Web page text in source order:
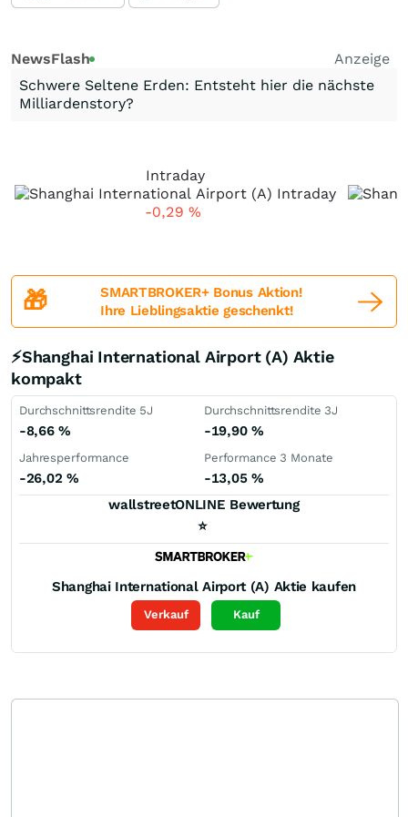
NewsFlash
Anzeige
Schwere Seltene Erden: Entsteht hier die nächste
Milliardenstory?
Intraday
-0,29 %
🎁
SMARTBROKER+ Bonus Aktion!
Ihre Lieblingsaktie geschenkt!
⚡Shanghai International Airport (A) Aktie
kompakt
Durchschnittsrendite 5J
-8,66%
Durchschnittsrendite 3J
-19,90 %
Jahresperformance
-26,02 %
Performance 3 Monate
-13,05 %
wallstreetONLINE Bewertung
⭐
Shanghai International Airport (A) Aktie kaufen
Verkauf Kauf